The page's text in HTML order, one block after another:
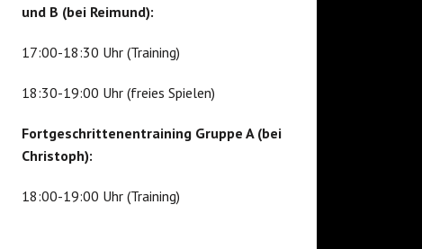
und B (bei Reimund):
17:00-18:30 Uhr (Training)
18:30-19:00 Uhr (freies Spielen)
Fortgeschrittenentraining Gruppe A (bei
Christoph):
18:00-19:00 Uhr (Training)